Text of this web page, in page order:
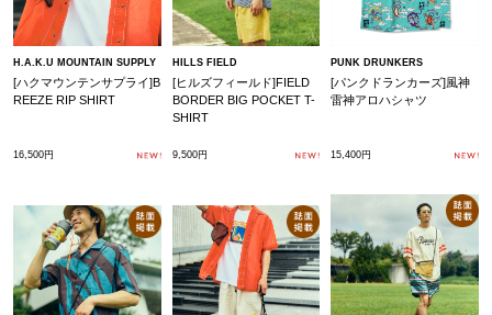
H.A.K.U MOUNTAIN SUPPLY
[ハクマウンテンサプライ]B
REEZE RIP SHIRT
16,500円
HILLS FIELD
[ヒルズフィールド]FIELD
BORDER BIG POCKET T-
SHIRT
9,500円
PUNK DRUNKERS
[パンクドランカーズ]風神
雷神アロハシャツ
15,400円